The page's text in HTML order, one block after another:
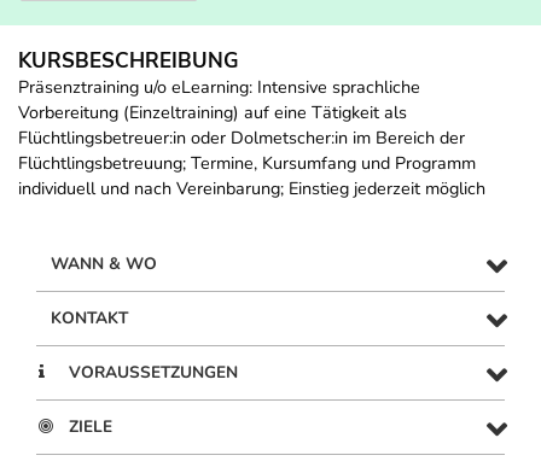
KURSBESCHREIBUNG
Präsenztraining u/o eLearning: Intensive sprachliche
Vorbereitung (Einzeltraining) auf eine Tätigkeit als
Flüchtlingsbetreuer:in oder Dolmetscher:in im Bereich der
Flüchtlingsbetreuung; Termine, Kursumfang und Programm
individuell und nach Vereinbarung; Einstieg jederzeit möglich
WANN & WO
KONTAKT
VORAUSSETZUNGEN
ZIELE